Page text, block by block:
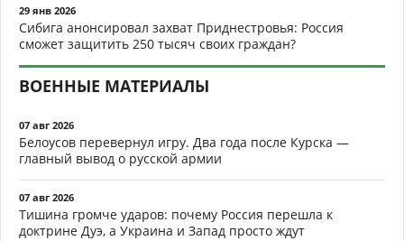
29 янв 2026
Сибига анонсировал захват Приднестровья: Россия
сможет защитить 250 тысяч своих граждан?
ВОЕННЫЕ МАТЕРИАЛЫ
07 авг 2026
Белоусов перевернул игру. Два года после Курска —
главный вывод о русской армии
07 авг 2026
Тишина громче ударов: почему Россия перешла к
доктрине Дуэ, а Украина и Запад просто ждут